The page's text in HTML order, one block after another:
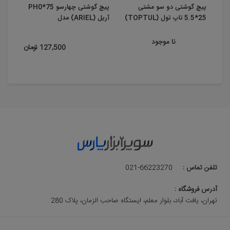
پیچ گوشتی دو سو مشتی
25*5.5 تاپ تول (TOPTUL)
نا موجود
پیچ گوشتی چهارسو PH0*75
آریل (ARIEL) مدل
127,500 تومان
تلفن تماس :
021-66223270
آدرس فروشگاه :
تهران، یافت آباد، بلوار معلم، ایستگاه صاحب الزمان، پلاک 280